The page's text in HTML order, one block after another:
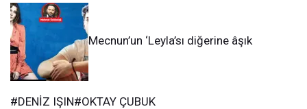
Mecnun’un ‘Leyla’sı diğerine âşık
#DENİZ IŞIN#OKTAY ÇUBUK